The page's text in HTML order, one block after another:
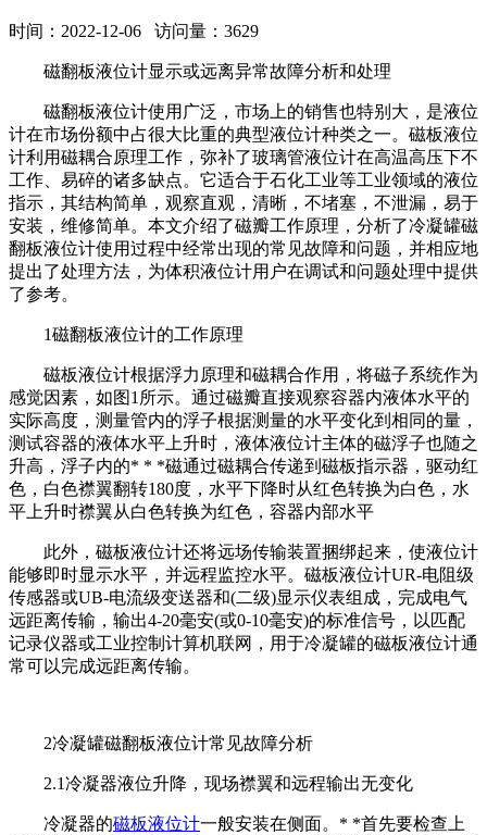
时间：2022-12-06 访问量：3629
磁翻板液位计显示或远离异常故障分析和处理
磁翻板液位计使用广泛，市场上的销售也特别大，是液位
计在市场份额中占很大比重的典型液位计种类之一。磁板液位
计利用磁耦合原理工作，弥补了玻璃管液位计在高温高压下不
工作、易碎的诸多缺点。它适合于石化工业等工业领域的液位
指示，其结构简单，观察直观，清晰，不堵塞，不泄漏，易于
安装，维修简单。本文介绍了磁瓣工作原理，分析了冷凝罐磁
翻板液位计使用过程中经常出现的常见故障和问题，并相应地
提出了处理方法，为体积液位计用户在调试和问题处理中提供
了参考。
1磁翻板液位计的工作原理
磁板液位计根据浮力原理和磁耦合作用，将磁子系统作为
感觉因素，如图1所示。通过磁瓣直接观察容器内液体水平的
实际高度，测量管内的浮子根据测量的水平变化到相同的量，
测试容器的液体水平上升时，液体液位计主体的磁浮子也随之
升高，浮子内的* * *磁通过磁耦合传递到磁板指示器，驱动红
色，白色襟翼翻转180度，水平下降时从红色转换为白色，水
平上升时襟翼从白色转换为红色，容器内部水平
此外，磁板液位计还将远场传输装置捆绑起来，使液位计
能够即时显示水平，并远程监控水平。磁板液位计UR-电阻级
传感器或UB-电流级变送器和(二级)显示仪表组成，完成电气
远距离传输，输出4-20毫安(或0-10毫安)的标准信号，以匹配
记录仪器或工业控制计算机联网，用于冷凝罐的磁板液位计通
常可以完成远距离传输。
2冷凝罐磁翻板液位计常见故障分析
2.1冷凝器液位升降，现场襟翼和远程输出无变化
冷凝器的磁板液位计一般安装在侧面。* *首先要检查上